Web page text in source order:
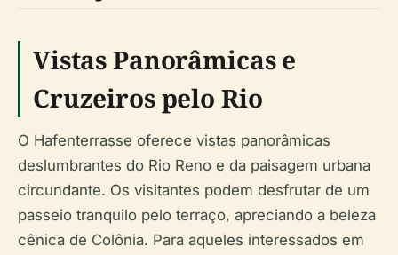
Vistas Panorâmicas e
Cruzeiros pelo Rio
O Hafenterrasse oferece vistas panorâmicas
deslumbrantes do Rio Reno e da paisagem urbana
circundante. Os visitantes podem desfrutar de um
passeio tranquilo pelo terraço, apreciando a beleza
cênica de Colônia. Para aqueles interessados em